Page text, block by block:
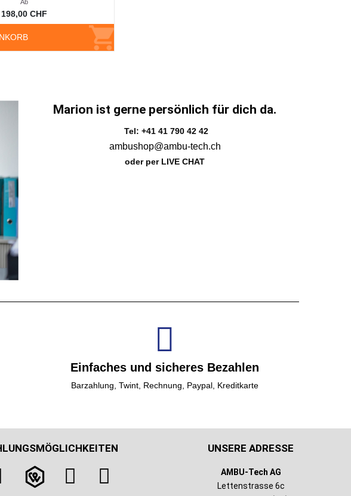
Ab
198,00 CHF
Marion ist gerne persönlich für dich da.
Tel: +41 41 790 42 42
ambushop@ambu-tech.ch
oder per LIVE CHAT
Einfaches und sicheres Bezahlen
Barzahlung, Twint, Rechnung, Paypal, Kreditkarte
UNSERE ADRESSE
AMBU-Tech AG
Lettenstrasse 6c